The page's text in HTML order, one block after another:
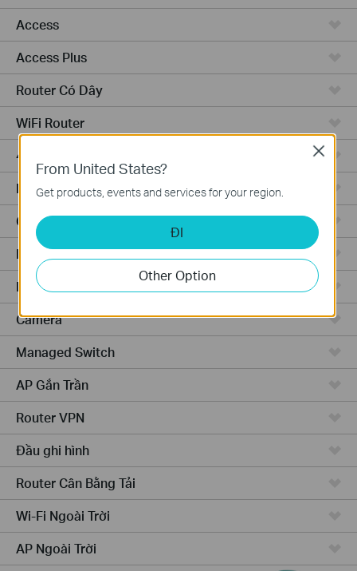
Access
Access Plus
Router Có Dây
WiFi Router
4G WiFi Router
Integrated Router
Cloud-Based
Phần Cứng
Phần Mềm
Camera
Managed Switch
AP Gắn Trần
Router VPN
Đầu ghi hình
Router Cân Bằng Tải
Wi-Fi Ngoài Trời
AP Ngoài Trời
From United States?
Get products, events and services for your region.
ĐI
Other Option
Close